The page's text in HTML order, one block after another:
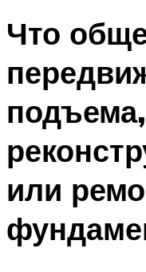
Что
подъема,
или